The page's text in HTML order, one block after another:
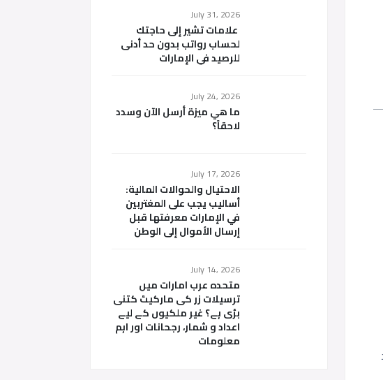
July 31, 2026
علامات تشير إلى حاجتك
لحساب رواتب بدون حد أدنى
للرصيد في الإمارات
July 24, 2026
ما هي ميزة أرسل الآن وسدد
لاحقاً؟
July 17, 2026
الاحتيال والحوالات المالية:
أساليب يجب على المغتربين
في الإمارات معرفتها قبل
إرسال الأموال إلى الوطن
July 14, 2026
متحدہ عرب امارات میں
ترسیلات زر کی مارکیٹ کتنی
بڑی ہے؟ غیر ملکیوں کے لیے
اعداد و شمار، رجحانات اور اہم
معلومات